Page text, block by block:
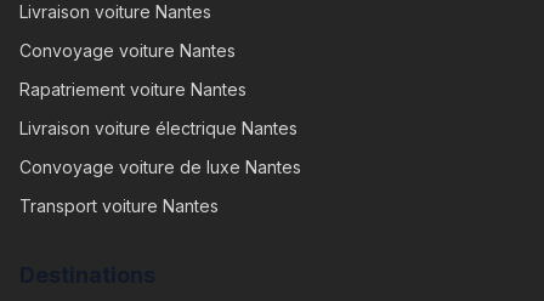
Livraison voiture Nantes
Convoyage voiture Nantes
Rapatriement voiture Nantes
Livraison voiture électrique Nantes
Convoyage voiture de luxe Nantes
Transport voiture Nantes